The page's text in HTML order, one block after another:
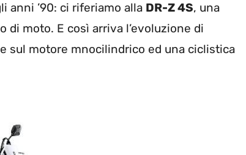
anni ’90: ci riferiamo alla DR-Z 4S, una
di moto. E così arriva l’evoluzione di
sul motore mnocilindrico ed una ciclistica